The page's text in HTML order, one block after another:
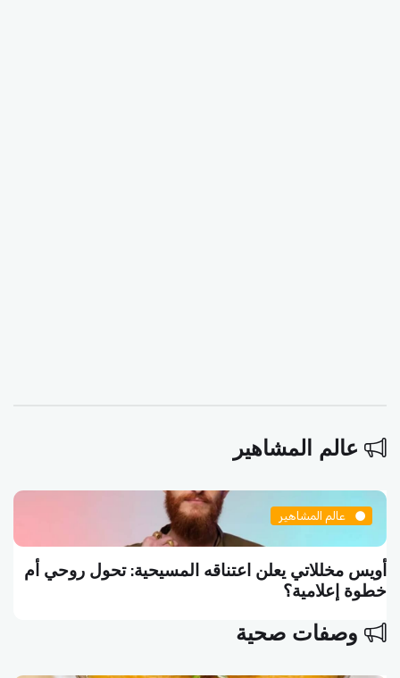
عالم المشاهير
عالم المشاهير
سلاف فواخرجي تكتب منشوراً فلسفياً: الفن هو أن
تموت واقفاً
وصفات صحية